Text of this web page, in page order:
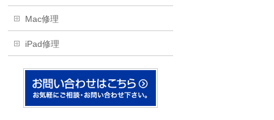
Mac修理
iPad修理